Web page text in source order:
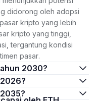
didorong oleh adopsi
kripto yang lebih
kripto yang tinggi,
tergantung kondisi
pasar.
2030?
2026?
2035?